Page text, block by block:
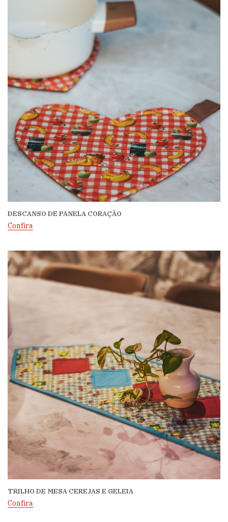
DESCANSO DE PANELA CORAÇÃO
Confira
TRILHO DE MESA CEREJAS E GELEIA
Confira